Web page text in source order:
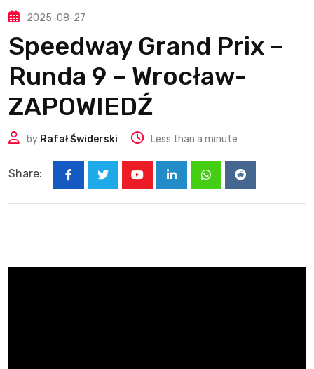
2025-08-27
Speedway Grand Prix –
Runda 9 – Wrocław-
ZAPOWIEDŹ
by Rafał Świderski Less than a minute
Share:
LinkedInWhatsappReddit